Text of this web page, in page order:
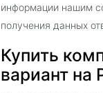
информации нашим
получения данных
Купить
вариант на